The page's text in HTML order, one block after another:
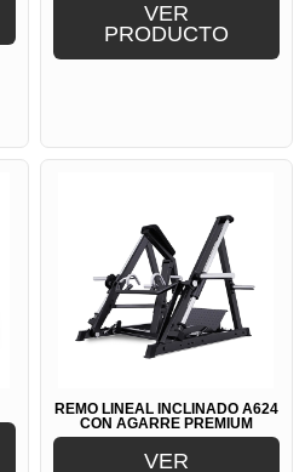
VER
PRODUCTO
REMO LINEAL INCLINADO A624
CON AGARRE PREMIUM
VER